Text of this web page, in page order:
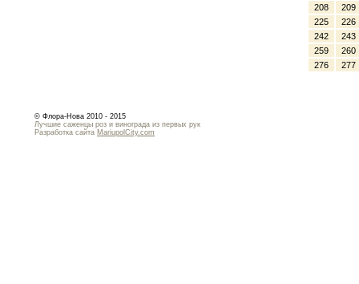
208
209
225
226
242
243
259
260
276
277
© Флора-Нова 2010 - 2015
Лучшие саженцы роз и винограда из первых рук
Разработка сайта MariupolCity.com